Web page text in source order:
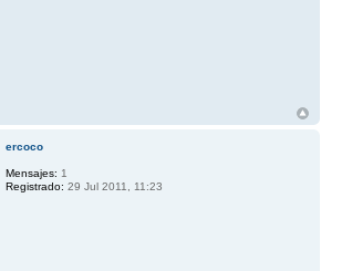
ercoco
Mensajes: 1
Registrado: 29 Jul 2011, 11:23